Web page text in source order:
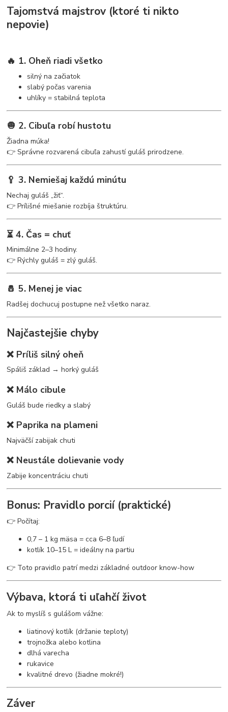
Tajomstvá majstrov (ktoré ti nikto
nepovie)
🔥 1. Oheň riadi všetko
silný na začiatok
slabý počas varenia
uhlíky = stabilná teplota
🧅 2. Cibuľa robí hustotu
Žiadna múka!
👉 Správne rozvarená cibuľa zahustí guláš prirodzene.
🥄 3. Nemiešaj každú minútu
Nechaj guláš „žiť“.
👉 Prílišné miešanie rozbíja štruktúru.
⏳ 4. Čas = chuť
Minimálne 2–3 hodiny.
👉 Rýchly guláš = zlý guláš.
🧂 5. Menej je viac
Radšej dochucuj postupne než všetko naraz.
Najčastejšie chyby
❌ Príliš silný oheň
Spáliš základ → horký guláš
❌ Málo cibule
Guláš bude riedky a slabý
❌ Paprika na plameni
Najväčší zabijak chuti
❌ Neustále dolievanie vody
Zabije koncentráciu chuti
Bonus: Pravidlo porcií (praktické)
👉 Počítaj:
0,7 – 1 kg mäsa = cca 6–8 ľudí
kotlík 10–15 L = ideálny na partiu
👉 Toto pravidlo patrí medzi základné outdoor know-how
Výbava, ktorá ti uľahčí život
Ak to myslíš s gulášom vážne:
liatinový kotlík (držanie teploty)
trojnožka alebo kotlina
dlhá varecha
rukavice
kvalitné drevo (žiadne mokré!)
Záver